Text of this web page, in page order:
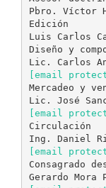
Pbro. Víctor
Edición
Luis Carlos
Diseño y
[email
Mercadeo y
[email
Circulación
[email
Consagrado